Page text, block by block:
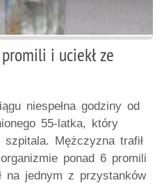
i uciekł ze
niespełna godziny od
55-latka, który
Mężczyzna trafił
ponad 6 promili
na jednym z przystanków